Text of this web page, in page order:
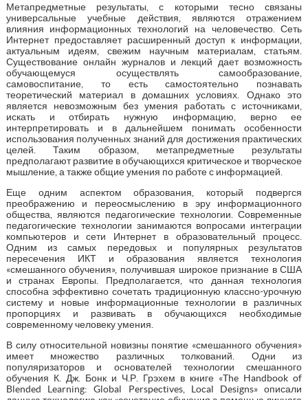
Метапредметные результаты, с которыми тесно связаны
универсальные учебные действия, являются отражением
влияния информационных технологий на человечество. Сеть
Интернет предоставляет расширенный доступ к информации,
актуальным идеям, свежим научным материалам, статьям.
Существование онлайн журналов и лекций дает возможность
обучающемуся осуществлять самообразование,
самовоспитание, то есть самостоятельно познавать
теоретический материал в домашних условиях. Однако это
является невозможным без умения работать с источниками,
искать и отбирать нужную информацию, верно ее
интерпретировать и в дальнейшем понимать особенности
использования полученных знаний для достижения практических
целей. Таким образом, метапредметные результаты
предполагают развитие в обучающихся критическое и творческое
мышление, а также общие умения по работе с информацией.
Еще одним аспектом образования, который подвергся
преображению и переосмыслению в эру информационного
общества, являются педагогические технологии. Современные
педагогические технологии занимаются вопросами интеграции
компьютеров и сети Интернет в образовательный процесс.
Одним из самых передовых и популярных результатов
пересечения ИКТ и образования является технология
«смешанного обучения», получившая широкое признание в США
и странах Европы. Предполагается, что данная технология
способна эффективно сочетать традиционную классно-урочную
систему и новые информационные технологии в различных
пропорциях и развивать в обучающихся необходимые
современному человеку умения.
В силу относительной новизны понятие «смешанного обучения»
имеет множество различных толкований. Одни из
популяризаторов и основателей технологии смешанного
обучения К. Дж. Бонк и Ч.Р. Грэхем в книге «The Handbook of
Blended Learning: Global Perspectives, Local Designs» описали